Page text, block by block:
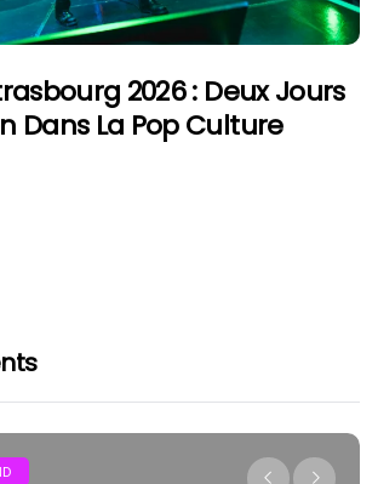
2026 : Deux Jours
Dans La Pop Culture